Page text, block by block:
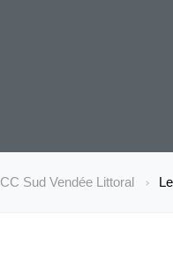
CC Sud Vendée Littoral